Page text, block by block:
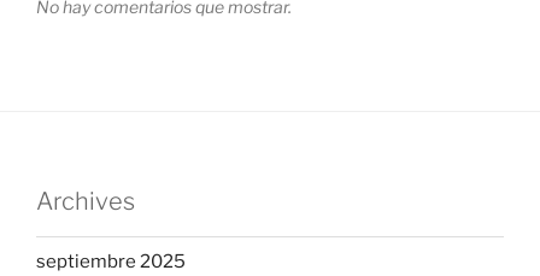
No hay comentarios que mostrar.
Archives
septiembre 2025